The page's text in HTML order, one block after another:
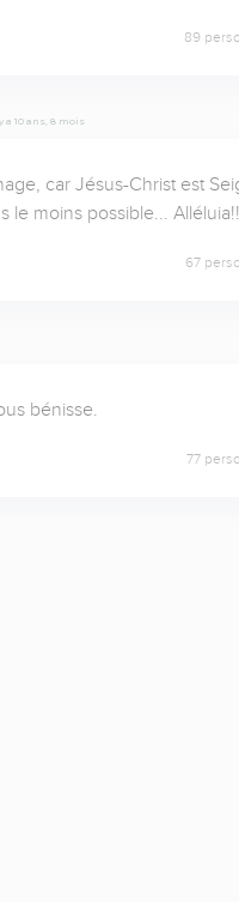
89
a 10 ans, 8 mois
car Jésus-Christ est
le moins possible...
67
bénisse.
77